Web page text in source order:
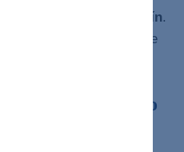
a vyváženosť potravín.
dôležité látky môžete
doplnkami.
– základ nášho